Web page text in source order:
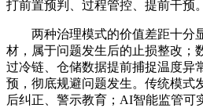
打前置预判、过程管控、提前干预。
两种治理模式的价值差距十分
材，属于问题发生后的止损整改；
过冷链、仓储数据提前捕捉温度异
预，彻底规避问题发生。传统模式
后纠正、警示教育；AI智能监管可